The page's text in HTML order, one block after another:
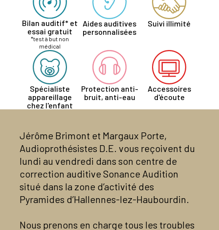
Bilan auditif* et
essai gratuit
*test à but non
médical
Aides auditives
personnalisées
Suivi illimité
Spécialiste
appareillage
chez l'enfant
Protection anti-
bruit, anti-eau
Accessoires
d'écoute
Jérôme Brimont et Margaux Porte,
Audioprothésistes D.E. vous reçoivent du
lundi au vendredi dans son centre de
correction auditive Sonance Audition
situé dans la zone d’activité des
Pyramides d’Hallennes-lez-Haubourdin.
Nous prenons en charge tous les troubles